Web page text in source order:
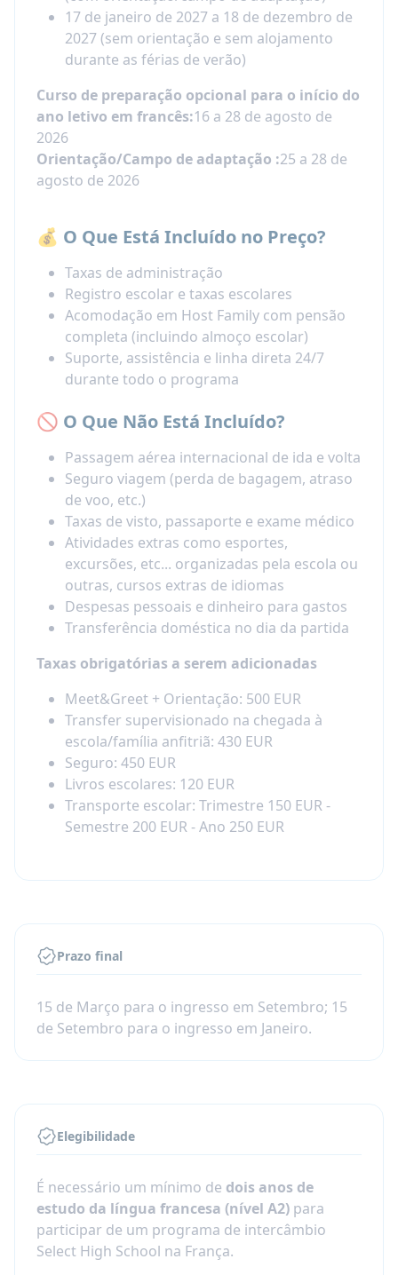
17 de janeiro de 2027 a 18 de dezembro de
2027 (sem orientação e sem alojamento
durante as férias de verão)
Curso de preparação opcional para o início do
ano letivo em francês:16 a 28 de agosto de
2026
Orientação/Campo de adaptação :25 a 28 de
agosto de 2026
💰 O Que Está Incluído no Preço?
Taxas de administração
Registro escolar e taxas escolares
Acomodação em Host Family com pensão
completa (incluindo almoço escolar)
Suporte, assistência e linha direta 24/7
durante todo o programa
🚫 O Que Não Está Incluído?
Passagem aérea internacional de ida e volta
Seguro viagem (perda de bagagem, atraso
de voo, etc.)
Taxas de visto, passaporte e exame médico
Atividades extras como esportes,
excursões, etc... organizadas pela escola ou
outras, cursos extras de idiomas
Despesas pessoais e dinheiro para gastos
Transferência doméstica no dia da partida
Taxas obrigatórias a serem adicionadas
Meet&Greet + Orientação: 500 EUR
Transfer supervisionado na chegada à
escola/família anfitriã: 430 EUR
Seguro: 450 EUR
Livros escolares: 120 EUR
Transporte escolar: Trimestre 150 EUR -
Semestre 200 EUR - Ano 250 EUR
Prazo final
15 de Março para o ingresso em Setembro; 15
de Setembro para o ingresso em Janeiro.
Elegibilidade
É necessário um mínimo de dois anos de
estudo da língua francesa (nível A2) para
participar de um programa de intercâmbio
Select High School na França.